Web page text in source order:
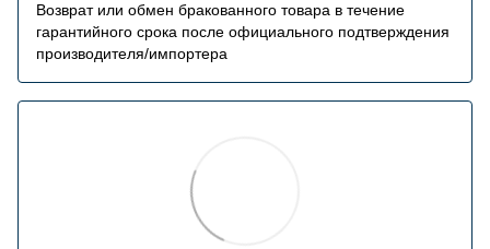
Возврат или обмен бракованного товара в течение
гарантийного срока после официального подтверждения
производителя/импортера